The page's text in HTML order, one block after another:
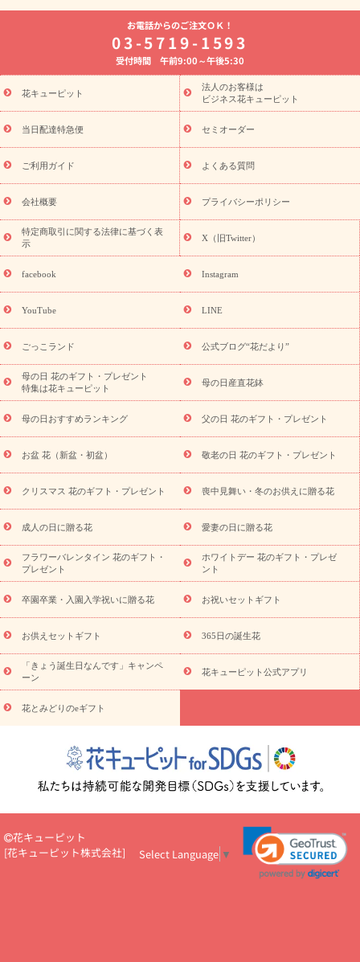
よく贈られる花
お祝いの花特集
誕生日フラワーギフト特集
8月の誕生花(トルコキキョウ)
開店・開業祝い
お供え・お悔やみ お供え・お悔やみの花
通夜・葬儀に贈る花 胡蝶蘭・花鉢
ーブドフラワー
季節のイベント
ひまわり ギフト・プレゼント
特集
お盆 花（新盆・初盆） 季節のイベント
お盆 花（新
盆・初盆）
お盆 花（新盆・初盆）
お盆・お供え 花とセットギ
フト
お盆・お供え プリザーブドフラワー
ひまわり ギフト・プ
レゼント特集
夏の花贈り・お中元・暑中見舞い 花のギフト特集
敬老の日におくる花ギフト・プレゼント特集
花ギフト・プレゼント特集
敬老の日 花のおすすめランキング
敬
老の日 花鉢植えのギフト・プレゼント特集
敬老の日 花とセットギ
フト・プレゼント特集
敬老の日の花 全てのギフト一覧
キャン
ペーン
映画『ウォーターガーディアンズ』コラボキャンペーン
「きょう誕生日なんです」キャンペーン
誕生日の花を探す
誕生日フラワーギフト 誕生日フラワーギフト特集
(トルコキキョウ)
9月の誕生花(リンドウ)
ら探す
お祝いの花特集 当日配達特急便 お祝い商品一覧
念日
結婚祝い 出産祝い 退院祝い・快気祝い
寿祝い
プチギフト ペットのお祝いフラワー
供え・お悔やみ商品一覧
お供え・お悔やみの花
四十九日法要以
お供え プリザーブドフラワー
ペットのお供えフラワー
お盆（新
盆・初盆）
その他 お祝い返し お見舞い
お取り寄せギフト
ビジネス用
ご自宅用 観葉植物 ミディ胡蝶蘭
プリザーブ
ドフラワー
スタイルから探す アレンジメント 花束
スタ
ンド花
お祝い お供え・お悔やみ 胡蝶蘭 胡蝶蘭・花鉢
ディ胡蝶蘭・お祝い
ミディ胡蝶蘭・お供え
世界初の青色胡蝶蘭
観葉植物
観葉植物 産直多肉植物
プリザーブドフラワー
お祝い
お供え・お悔やみ 花とセットギフト
セミオーダー
プチギフト（hanamore -ハナモア-）
花とみどりのeギフト
キューピットのeGfit
カラー ピンク イエローオレンジ
レッ
ド
お花の種類 トルコキキョウ
お祝い お祝い・3000円～ お祝い・4000円～
お祝い・
5000円～
お祝い・7000円～ お祝い・ 10000円～
お供え・お
悔やみ
円～
お供え・お悔やみ・
読み物
いのマナー
定年退職祝いのマナー
お祝いを贈るときのマナー・
花キューピットのお祝いコラム一覧
誕生日のお花を「色
彩心理学」で選ぶ方法
結婚祝いの予算相場
出産祝いお役立ち情
ール
新築引っ越し祝いコラム お祝い花のマナー総まとめ
職
場上司や先輩へ贈るお祝い花の正解は？
開店祝いの花 選び方ガイ
お電話からのご注文ＯＫ！
03-5719-1593
受付時間 午前9:00～午後5:30
花キューピット
法人のお客様は
ビジネス花キューピット
当日配達特急便 セミオーダー
ご利用ガイド よくある質問
会社概要 プライバシーポリシー
特定商取引に関する法律に基づく表
示
X（旧Twitter）
facebook Instagram
YouTube LINE
ごっこランド 公式ブログ“花だより”
母の日 花のギフト・プレゼント
特集は花キューピット
母の日産直花鉢
母の日おすすめランキング 父の日 花のギフト・プレゼント
お盆 花（新盆・初盆） 敬老の日 花のギフト・プレゼント
クリスマス 花のギフト・プレゼント 喪中見舞い・冬のお供えに贈る花
成人の日に贈る花 愛妻の日に贈る花
フラワーバレンタイン 花のギフト・
プレゼント
ホワイトデー 花のギフト・プレゼ
ント
卒園卒業・入園入学祝いに贈る花 お祝いセットギフト
お供えセットギフト 365日の誕生花
「きょう誕生日なんです」キャンペ
ーン
花キューピット公式アプリ
花とみどりのeギフト
花キューピット
[花キューピット株式会社] Select Language ▼